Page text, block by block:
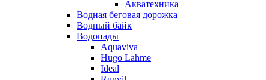
Акватехника
Водная беговая дорожка
Водный байк
Водопады
Aquaviva
Hugo Lahme
Ideal